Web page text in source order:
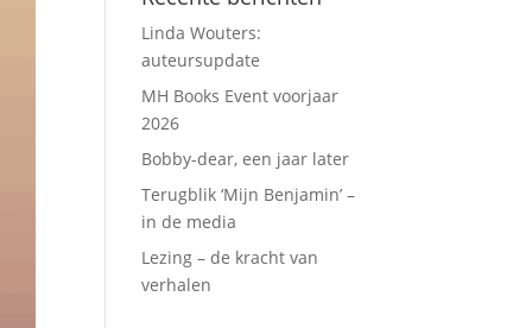
Linda Wouters:
auteursupdate
MH Books Event voorjaar
2026
Bobby-dear, een jaar later
Terugblik ‘Mijn Benjamin’ –
in de media
Lezing – de kracht van
verhalen